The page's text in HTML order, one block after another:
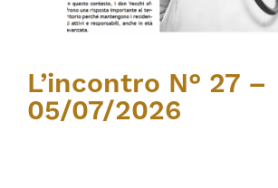
L’incontro N° 27 –
05/07/2026